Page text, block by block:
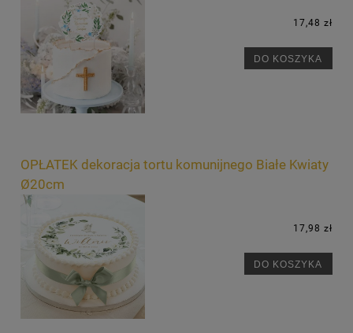
17,48 zł
DO KOSZYKA
OPŁATEK dekoracja tortu komunijnego Białe Kwiaty
Ø20cm
17,98 zł
DO KOSZYKA